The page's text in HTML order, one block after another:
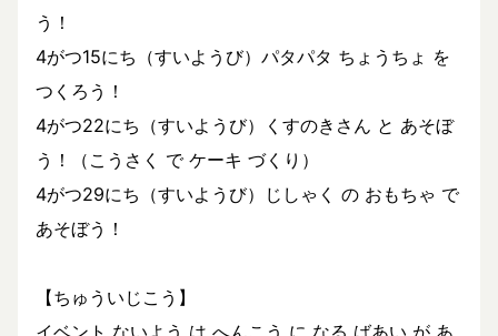
う！
4がつ15にち（すいようび）パタパタ ちょうちょ を
つくろう！
4がつ22にち（すいようび）くすのきさん と あそぼ
う！（こうさく で ケーキ づくり）
4がつ29にち（すいようび）じしゃく の おもちゃ で
あそぼう！
【ちゅういじこう】
イベント ないよう は へんこう に なる ばあい が あ